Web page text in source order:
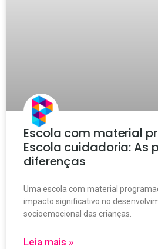
Escola com material
Escola cuidadoria: As
diferenças
Uma escola com material
impacto significativo no
socioemocional das crianças.
Leia mais »